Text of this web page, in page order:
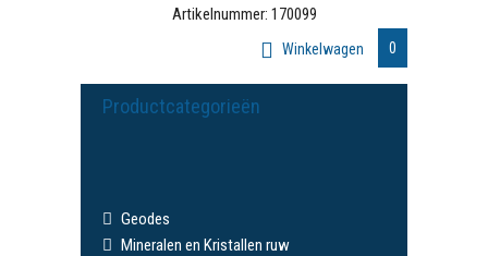
Artikelnummer: 170099
Winkelwagen 0
Productcategorieën
Geodes
Mineralen en Kristallen ruw